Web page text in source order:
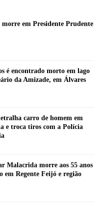
morre em Presidente Prudente
é encontrado morto em lago
da Amizade, em Álvares
carro de homem em
e troca tiros com a Polícia
Malacrida morre aos 55 anos
em Regente Feijó e região